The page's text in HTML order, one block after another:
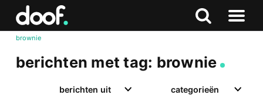
Zoeken
Naar
brownie
berichten met tag: brownie
berichten uit categorieën
Doof.nl
Zoeken